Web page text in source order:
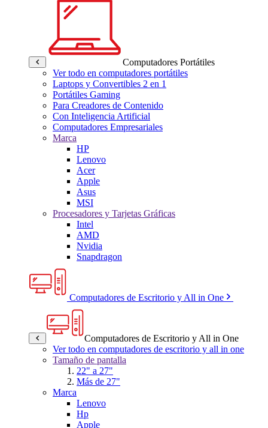
Computadores Portátiles
Ver todo en computadores portátiles
Laptops y Convertibles 2 en 1
Portátiles Gaming
Para Creadores de Contenido
Con Inteligencia Artificial
Computadores Empresariales
Marca
HP
Lenovo
Acer
Apple
Asus
MSI
Procesadores y Tarjetas Gráficas
Intel
AMD
Nvidia
Snapdragon
Computadores de Escritorio y All in One
Computadores de Escritorio y All in One
Ver todo en computadores de escritorio y all in one
Tamaño de pantalla
22" a 27"
Más de 27"
Marca
Lenovo
Hp
Apple